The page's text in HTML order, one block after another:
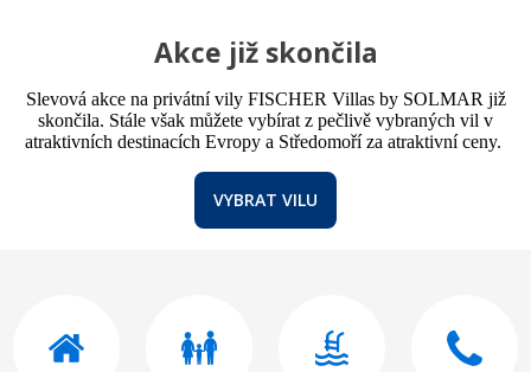
Akce již skončila
Slevová akce na privátní vily FISCHER Villas by SOLMAR již
skončila. Stále však můžete vybírat z pečlivě vybraných vil v
atraktivních destinacích Evropy a Středomoří za atraktivní ceny.
VYBRAT VILU